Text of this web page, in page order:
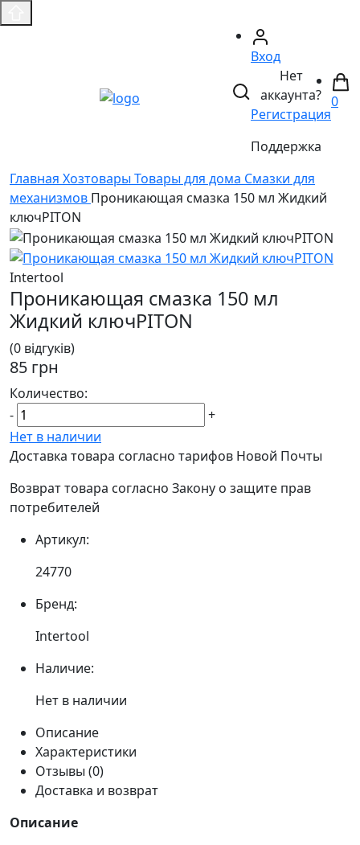
Вход
Нет
аккаунта?
Регистрация
Поддержка
0
Главная Хозтовары Товары для дома Смазки для
механизмов Проникающая смазка 150 мл Жидкий
ключPITON
Intertool
Проникающая смазка 150 мл
Жидкий ключPITON
(0 відгуків)
85 грн
Количество:
-
+
Нет в наличии
Доставка товара согласно тарифов Новой Почты
Возврат товара согласно Закону о защите прав
потребителей
Артикул:
24770
Бренд:
Intertool
Наличие:
Нет в наличии
Описание
Характеристики
Отзывы (0)
Доставка и возврат
Описание